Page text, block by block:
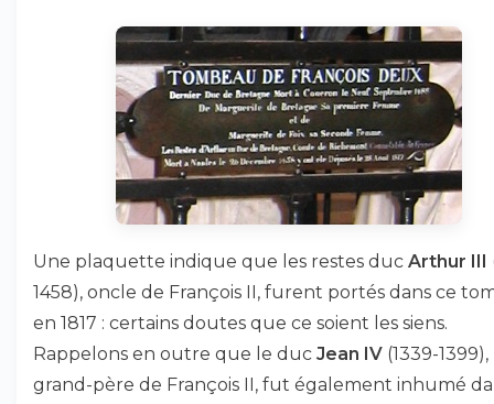
Une plaquette indique que les restes duc Arthur III
1458), oncle de François II, furent portés dans ce
en 1817 : certains doutes que ce soient les siens.
Rappelons en outre que le duc Jean IV (1339-1399),
grand-père de François II, fut également inhumé